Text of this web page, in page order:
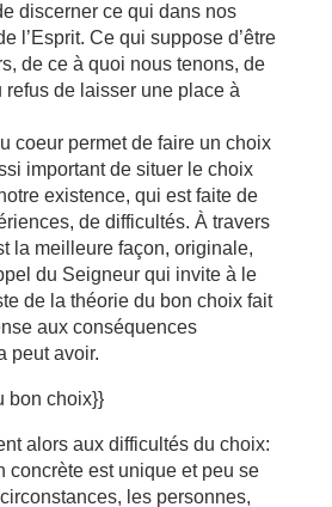
discerner ce qui dans nos
l’Esprit. Ce qui suppose d’être
de ce à quoi nous tenons, de
refus de laisser une place à
coeur permet de faire un choix
important de situer le choix
existence, qui est faite de
de difficultés. À travers
la meilleure façon, originale,
du Seigneur qui invite à le
de la théorie du bon choix fait
aux conséquences
peut avoir.
bon choix}}
alors aux difficultés du choix:
concrète est unique et peu se
les personnes,